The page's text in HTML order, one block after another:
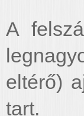
A
eltérő)
tart.